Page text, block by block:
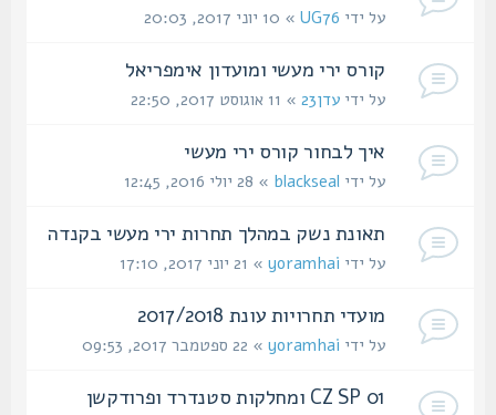
על ידיUG76» 10 יוני 2017, 20:03
קורס ירי מעשי ומועדון אימפריאל
על ידיעדן23 » 11 אוגוסט 2017, 22:50
איך לבחור קורס ירי מעשי
על ידיblackseal» 28 יולי 2016, 12:45
תאונת נשק במהלך תחרות ירי מעשי בקנדה
על ידיyoramhai» 21 יוני 2017, 17:10
מועדי תחרויות עונת 2017/2018
על ידיyoramhai» 22 ספטמבר 2017, 09:53
CZ SP 01 ומחלקות סטנדרד ופרודקשן